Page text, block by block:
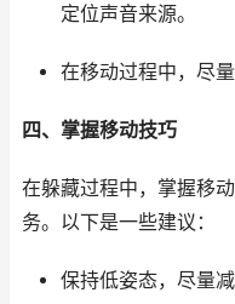
定位声音来源。
在移动过程中，尽
四、掌握移动技巧
在躲藏过程中，掌握移
务。以下是一些建议：
保持低姿态，尽量